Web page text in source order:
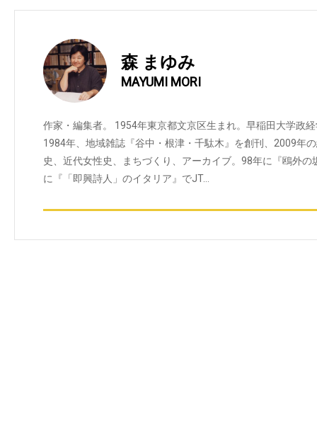
森 まゆみ
MAYUMI MORI
作家・編集者。 1954年東京都文京区生まれ。早稲田大学政
1984年、地域雑誌『谷中・根津・千駄木』を創刊、2009年
史、近代女性史、まちづくり、アーカイブ。98年に『鴎外
に『「即興詩人」のイタリア』でJT…